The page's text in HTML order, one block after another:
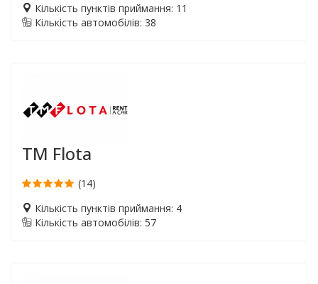
Кількість пунктів приймання: 11
Кількість автомобілів: 38
TM Flota
(14)
Кількість пунктів приймання: 4
Кількість автомобілів: 57